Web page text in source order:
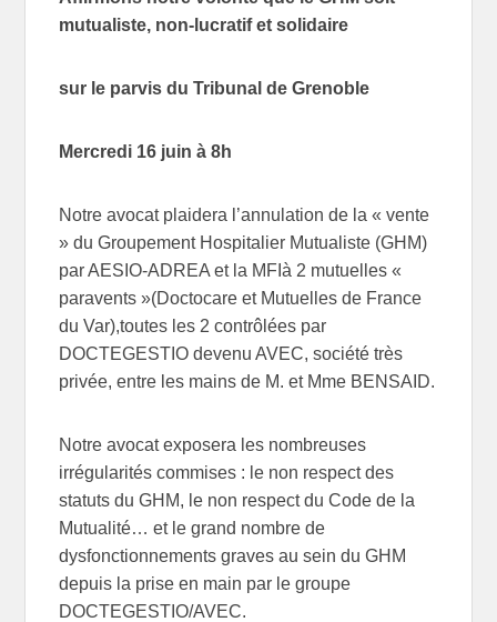
mutualiste, non-lucratif et solidaire
sur le parvis du Tribunal de Grenoble
Mercredi 16 juin à 8h
Notre avocat plaidera l’annulation de la « vente
» du Groupement Hospitalier Mutualiste (GHM)
par AESIO-ADREA et la MFIà 2 mutuelles «
paravents »(Doctocare et Mutuelles de France
du Var),toutes les 2 contrôlées par
DOCTEGESTIO devenu AVEC, société très
privée, entre les mains de M. et Mme BENSAID.
Notre avocat exposera les nombreuses
irrégularités commises : le non respect des
statuts du GHM, le non respect du Code de la
Mutualité… et le grand nombre de
dysfonctionnements graves au sein du GHM
depuis la prise en main par le groupe
DOCTEGESTIO/AVEC.